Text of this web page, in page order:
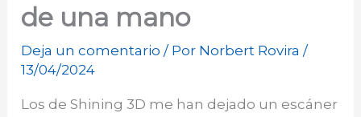
de una mano
Deja un comentario / Por Norbert Rovira/
13/04/2024
Los de Shining 3D me han dejado un escáner